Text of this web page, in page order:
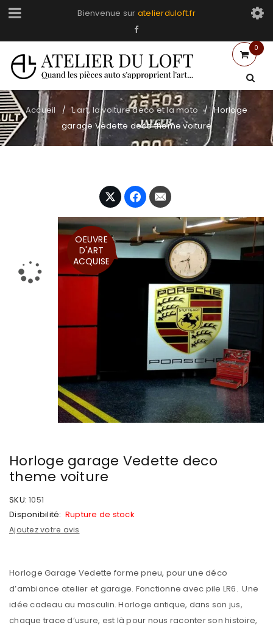
Bienvenue sur atelierduloft.fr
0
Accueil / L art, la voiture deco et la moto /
Horloge
garage Vedette deco theme voiture
OEUVRE
D'ART
ACQUISE
Horloge garage Vedette deco
theme voiture
SKU: 1051
Disponibilité: Rupture de stock
Ajoutez votre avis
Horloge Garage Vedette forme pneu, pour une déco
d’ambiance atelier et garage. Fonctionne avec pile LR6. Une
idée cadeau au masculin. Horloge antique, dans son jus,
chaque trace d’usure, est là pour nous raconter son histoire,